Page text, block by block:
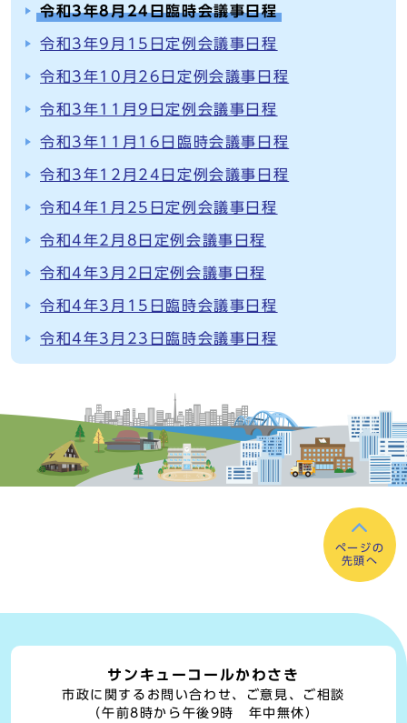
令和3年8月24日臨時会議事日程
令和3年9月15日定例会議事日程
令和3年10月26日定例会議事日程
令和3年11月9日定例会議事日程
令和3年11月16日臨時会議事日程
令和3年12月24日定例会議事日程
令和4年1月25日定例会議事日程
令和4年2月8日定例会議事日程
令和4年3月2日定例会議事日程
令和4年3月15日臨時会議事日程
令和4年3月23日臨時会議事日程
ページの
先頭へ
サンキューコールかわさき
市政に関するお問い合わせ、ご意見、ご相談
（午前8時から午後9時 年中無休）